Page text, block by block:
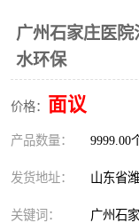
广州石家庄医
水环保
价格： 面议
产品数量： 9999.00
发货地址： 山东省
关键词： 广州石